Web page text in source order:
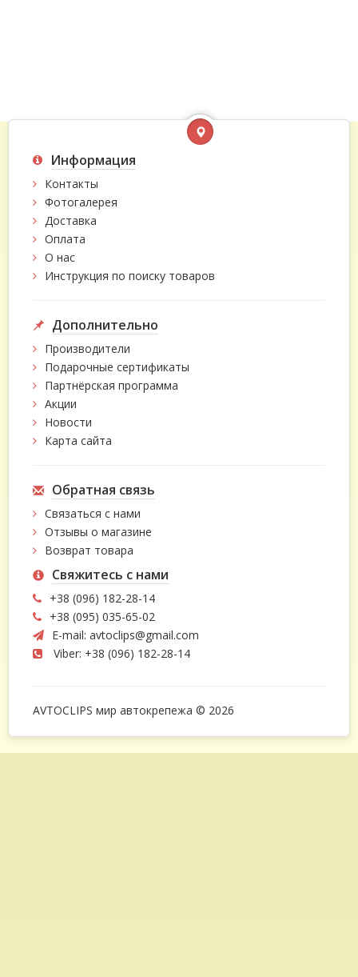
Информация
Контакты
Фотогалерея
Доставка
Оплата
О нас
Инструкция по поиску товаров
Дополнительно
Производители
Подарочные сертификаты
Партнёрская программа
Акции
Новости
Карта сайта
Обратная связь
Связаться с нами
Отзывы о магазине
Возврат товара
Свяжитесь с нами
+38 (096) 182-28-14
+38 (095) 035-65-02
E-mail: avtoclips@gmail.com
Viber: +38 (096) 182-28-14
AVTOCLIPS мир автокрепежа © 2026